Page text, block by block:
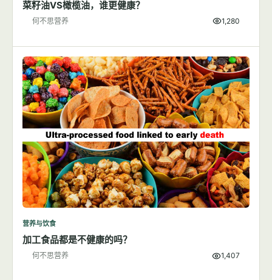
菜籽油VS橄榄油，谁更健康？
何不思营养 1,280
营养与饮食
加工食品都是不健康的吗？
何不思营养 1,407